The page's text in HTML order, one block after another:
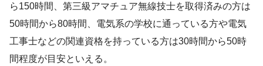
ら150時間、第三級アマチュア無線技士を取得済みの方は
50時間から80時間、電気系の学校に通っている方や電気
工事士などの関連資格を持っている方は30時間から50時
間程度が目安といえる。